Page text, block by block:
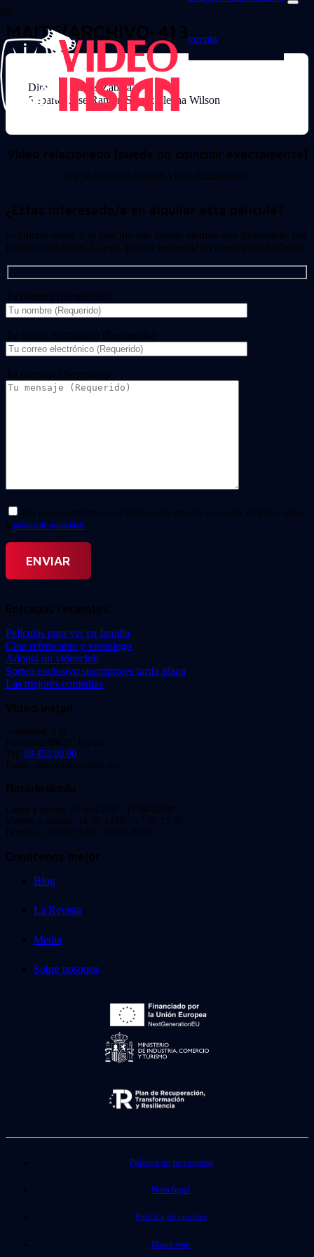
cuenta
MAITE(ARCHIVO-4137)
Director: Carlos Zabala
Reparto: Jose Ramon Soroiz, Ileana Wilson
Video relacionado (puede no coincidir exactamente)
No se encontró ningún video relacionado.
¿Estas interesado/a en alquilar esta película?
Si quieres saber si la película que deseas alquilar está disponible, por
favor, contáctanos. Luego, podrás recogerla en nuestra tienda física.
Tu nombre (Requerido)
Tu correo electrónico (Requerido)
Tu mensaje (Necesario)
Doy mi consentimiento para el tratamiento de mis datos personales. He leído y acepto
la política de privacidad. *
Entradas recientes
Películas para ver en familia
Cine refrescante y veraniego
Adopta un videoclub
Sorteo exclusivo suscriptores tarifa plana
Las mejores comedias
Video Instan
Viladomat, 239
Barcelona 08029. España.
Tel: 93 453 00 00
Email: info@videoinstan.net
Horario tienda
Lunes a jueves: 10:30-14:00 / 17:00-20:00
Viernes y sábado: 10:30-14:00 / 17:00-21:00
Domingo: 11:00-15:00 / 16:00-20:00
Conócenos mejor
Blog
La Revista
Media
Sobre nosotros
Política de privacidad
Nota legal
Política de cookies
Mapa web